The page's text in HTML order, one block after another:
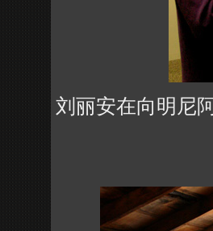
刘丽安在向明尼